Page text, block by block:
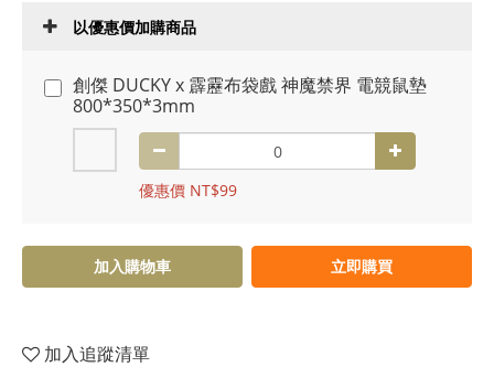
以優惠價加購商品
創傑 DUCKY x 霹靂布袋戲 神魔禁界 電競鼠墊
800*350*3mm
優惠價 NT$99
加入購物車 立即購買
加入追蹤清單